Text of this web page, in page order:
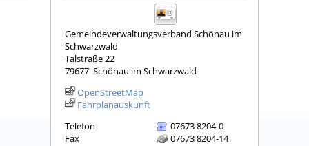
Gemeindeverwaltungsverband Schönau im
Schwarzwald
Talstraße 22
79677 Schönau im Schwarzwald
OpenStreetMap
Fahrplanauskunft
Telefon
07673 8204-0
Fax
07673 8204-14